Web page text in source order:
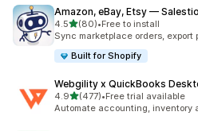
Amazon, eBay, Etsy — Salestio
4.5เต็ม 5 ดาว
(80)
ทั้งหมด 80 รีวิว
•Free to install
Sync marketplace orders, export
Built for Shopify
Webgility x QuickBooks
4.9เต็ม 5 ดาว
(477)
ทั้งหมด 477 รีวิว
•Free trial available
Automate accounting, inventory